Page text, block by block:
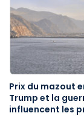
Prix du mazout
Trump et la
influencent les